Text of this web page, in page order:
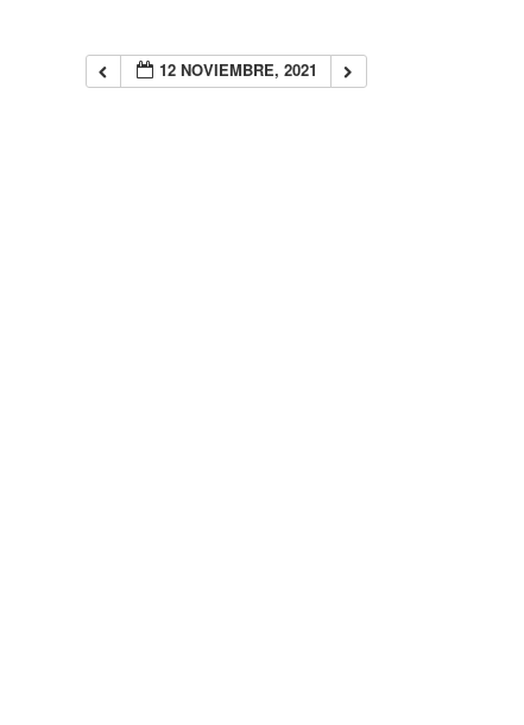
12 NOVIEMBRE, 2021